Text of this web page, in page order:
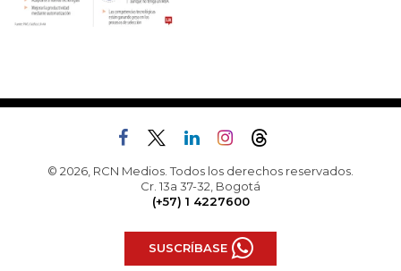
© 2026, RCN Medios. Todos los derechos reservados.
Cr. 13a 37-32, Bogotá
(+57) 1 4227600
SUSCRÍBASE